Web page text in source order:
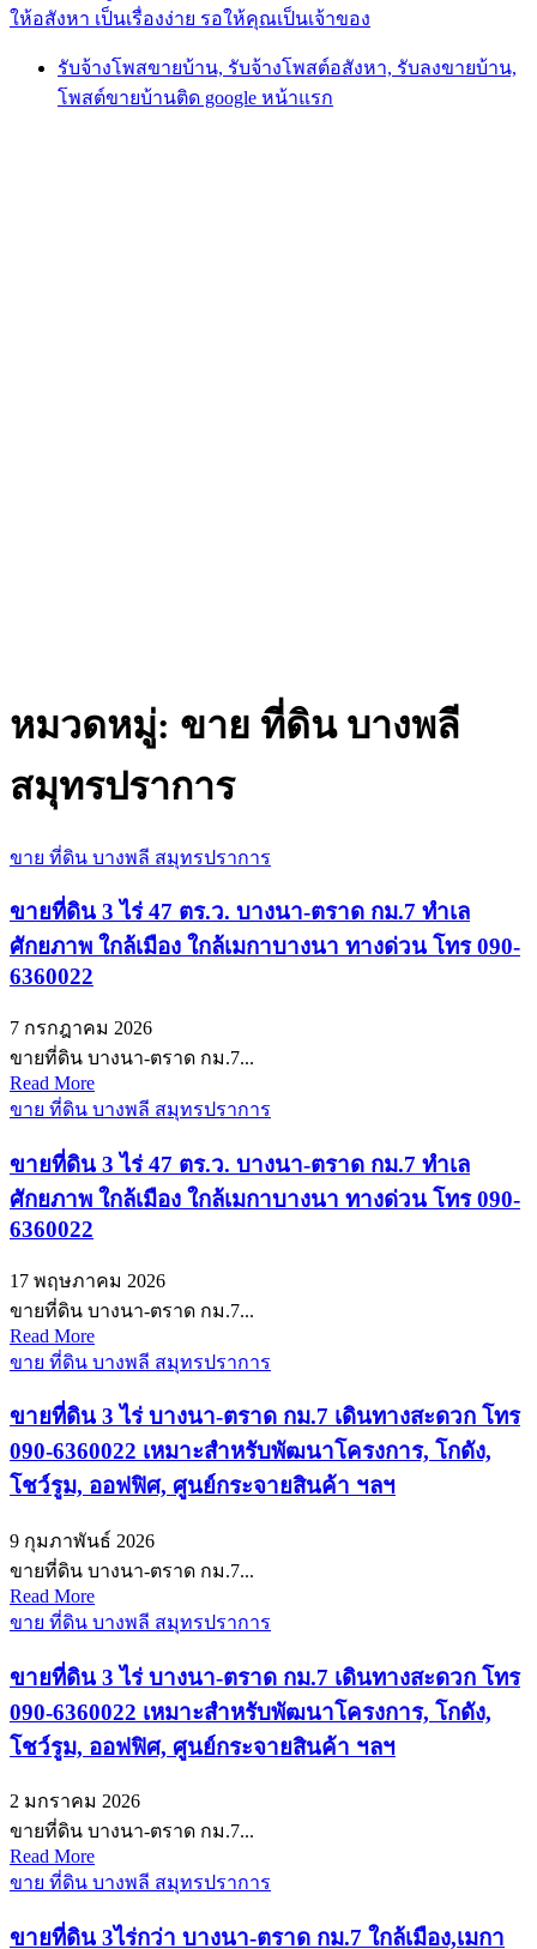
ให้อสังหา เป็นเรื่องง่าย รอให้คุณเป็นเจ้าของ
รับจ้างโพสขายบ้าน, รับจ้างโพสต์อสังหา, รับลงขายบ้าน,
โพสต์ขายบ้านติด google หน้าแรก
หมวดหมู่: ขาย ที่ดิน บางพลี
สมุทรปราการ
ขาย ที่ดิน บางพลี สมุทรปราการ
ขายที่ดิน 3 ไร่ 47 ตร.ว. บางนา-ตราด กม.7 ทำเล
ศักยภาพ ใกล้เมือง ใกล้เมกาบางนา ทางด่วน โทร 090-
6360022
7 กรกฎาคม 2026
ขายที่ดิน บางนา-ตราด กม.7...
Read More
ขาย ที่ดิน บางพลี สมุทรปราการ
ขายที่ดิน 3 ไร่ 47 ตร.ว. บางนา-ตราด กม.7 ทำเล
ศักยภาพ ใกล้เมือง ใกล้เมกาบางนา ทางด่วน โทร 090-
6360022
17 พฤษภาคม 2026
ขายที่ดิน บางนา-ตราด กม.7...
Read More
ขาย ที่ดิน บางพลี สมุทรปราการ
ขายที่ดิน 3 ไร่ บางนา-ตราด กม.7 เดินทางสะดวก โทร
090-6360022 เหมาะสำหรับพัฒนาโครงการ, โกดัง,
โชว์รูม, ออฟฟิศ, ศูนย์กระจายสินค้า ฯลฯ
9 กุมภาพันธ์ 2026
ขายที่ดิน บางนา-ตราด กม.7...
Read More
ขาย ที่ดิน บางพลี สมุทรปราการ
ขายที่ดิน 3 ไร่ บางนา-ตราด กม.7 เดินทางสะดวก โทร
090-6360022 เหมาะสำหรับพัฒนาโครงการ, โกดัง,
โชว์รูม, ออฟฟิศ, ศูนย์กระจายสินค้า ฯลฯ
2 มกราคม 2026
ขายที่ดิน บางนา-ตราด กม.7...
Read More
ขาย ที่ดิน บางพลี สมุทรปราการ
ขายที่ดิน 3ไร่กว่า บางนา-ตราด กม.7 ใกล้เมือง,เมกา